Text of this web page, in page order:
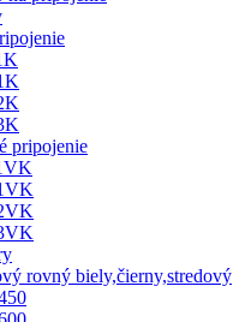
pripojenie
rovný biely,čierny,stredový